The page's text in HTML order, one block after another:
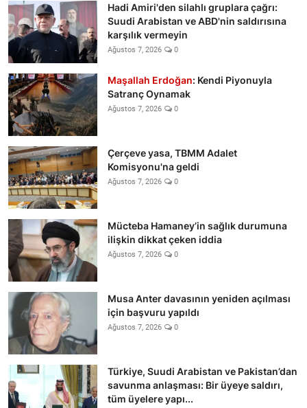
Hadi Amiri'den silahlı gruplara çağrı:
Suudi Arabistan ve ABD'nin saldırısına
karşılık vermeyin
Ağustos 7, 2026 0
Maşallah Erdoğan: Kendi Piyonuyla
Satranç Oynamak
Ağustos 7, 2026 0
Çerçeve yasa, TBMM Adalet
Komisyonu'na geldi
Ağustos 7, 2026 0
Mücteba Hamaney’in sağlık durumuna
ilişkin dikkat çeken iddia
Ağustos 7, 2026 0
Musa Anter davasının yeniden açılması
için başvuru yapıldı
Ağustos 7, 2026 0
Türkiye, Suudi Arabistan ve Pakistan’dan
savunma anlaşması: Bir üyeye saldırı,
tüm üyelere yapı...